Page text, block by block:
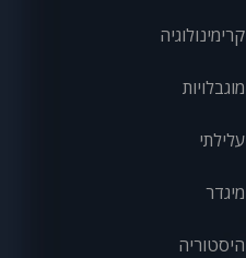
קרימינולוגיה
מוגבלויות
עלילתי
מיגדר
היסטוריה